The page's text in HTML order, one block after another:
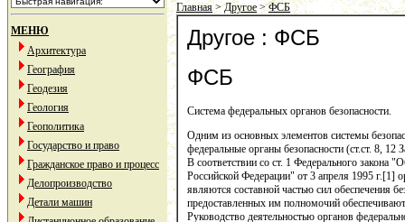
МЕНЮ
Архитектура
География
Геодезия
Геология
Геополитика
Государство и право
Гражданское право и процесс
Делопроизводство
Детали машин
Главная>Другое>ФСБ
Другое : ФСБ
ФСБ
Система федеральных органов безопасности.
Одним из основных элементов системы
федеральные органы безопасности (ст.ст. 8, 12
В соответствии со ст. 1 Федерального закона
Российской Федерации" от 3 апреля 1995
являются составной частью сил обеспечения
предоставленных им полномочий
Руководство деятельностью органов